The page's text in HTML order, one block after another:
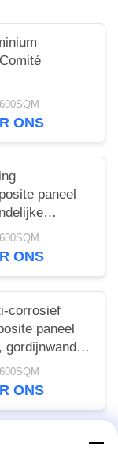
ONS
paneel
ONS
corrosief
paneel
gordijnwand,
ONS